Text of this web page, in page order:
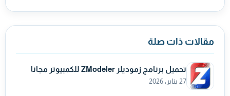
مقالات ذات صلة
تحميل برنامج زموديلر ZModeler للكمبيوتر مجانا
27 يناير، 2026